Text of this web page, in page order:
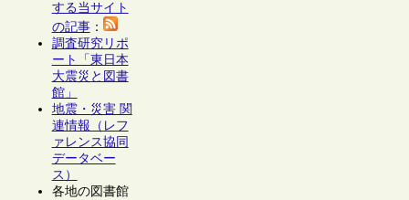
する当サイト
の記事：
調査研究リポ
ート「東日本
大震災と図書
館」
地震・災害 関
連情報（レフ
ァレンス協同
データベー
ス）
各地の図書館